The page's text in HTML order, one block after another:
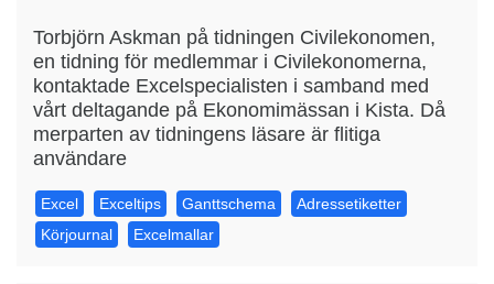
Torbjörn Askman på tidningen Civilekonomen,
en tidning för medlemmar i Civilekonomerna,
kontaktade Excelspecialisten i samband med
vårt deltagande på Ekonomimässan i Kista. Då
merparten av tidningens läsare är flitiga
användare
Excel Exceltips Ganttschema
Adressetiketter
Körjournal
Excelmallar